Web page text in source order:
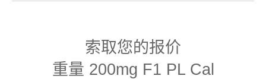
线状
8000 (± 30) kg/m3
索取您的报价
重量 200mg F1 PL Cal